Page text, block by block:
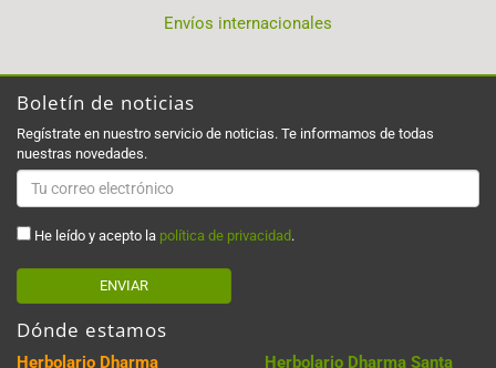
Envíos internacionales
Boletín de noticias
Regístrate en nuestro servicio de noticias. Te informamos de todas
nuestras novedades.
He leído y acepto la política de privacidad .
ENVIAR
Dónde estamos
Herbolario Dharma
Herbolario Dharma Santa